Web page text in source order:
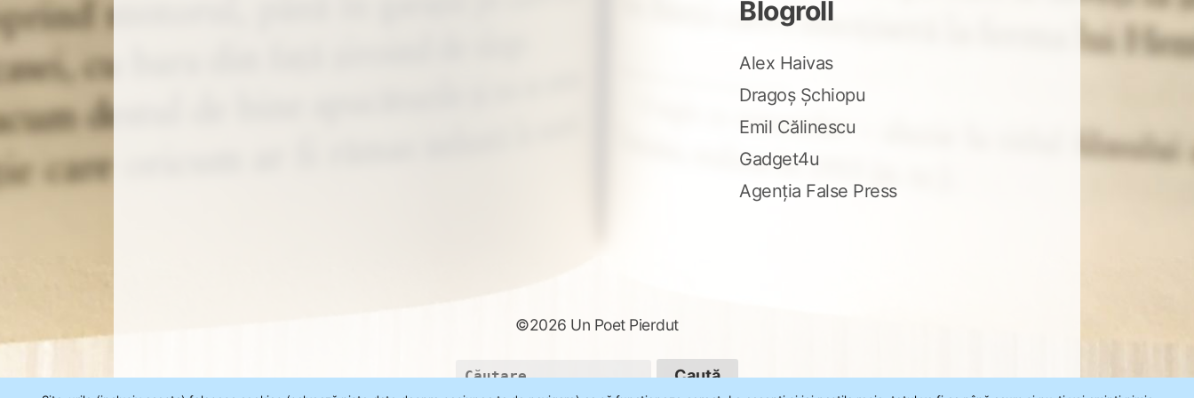
Blogroll
Alex Haivas
Dragoș Șchiopu
Emil Călinescu
Gadget4u
Agenția False Press
©2026 Un Poet Pierdut
Caută